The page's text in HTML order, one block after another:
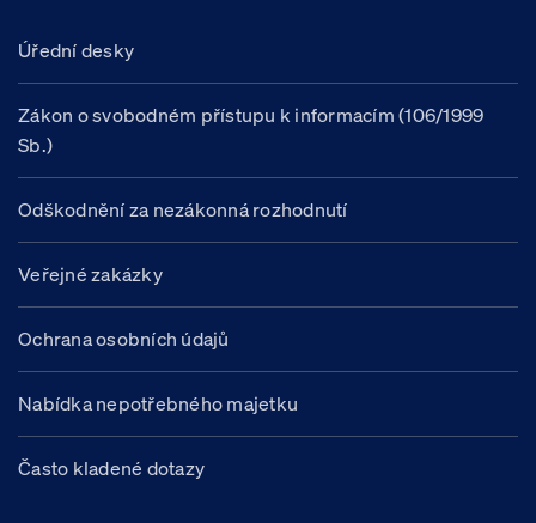
Úřední desky
Zákon o svobodném přístupu k informacím (106/1999
Sb.)
Odškodnění za nezákonná rozhodnutí
Veřejné zakázky
Ochrana osobních údajů
Nabídka nepotřebného majetku
Často kladené dotazy